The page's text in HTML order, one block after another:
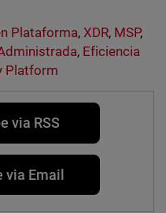
Plataforma,XDR, MSP,
, Eficiencia
Platform
via RSS
via Email